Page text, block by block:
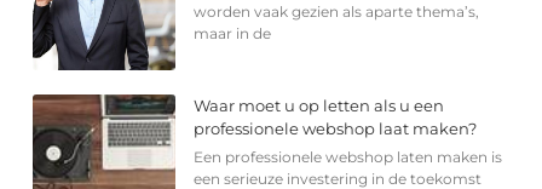
worden vaak gezien als aparte thema’s,
maar in de
Waar moet u op letten als u een
professionele webshop laat maken?
Een professionele webshop laten maken is
een serieuze investering in de toekomst